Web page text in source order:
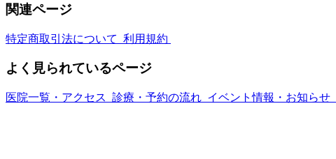
関連ページ
特定商取引法について 利用規約
よく見られているページ
医院一覧・アクセス 診療・予約の流れ イベント情報・お知らせ